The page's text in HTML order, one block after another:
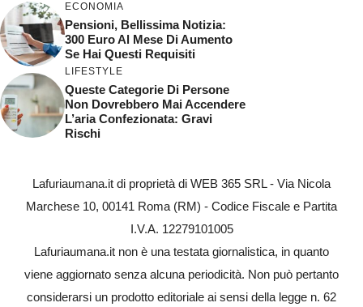
ECONOMIA
Pensioni, Bellissima Notizia:
300 Euro Al Mese Di Aumento
Se Hai Questi Requisiti
LIFESTYLE
Queste Categorie Di Persone
Non Dovrebbero Mai Accendere
L’aria Confezionata: Gravi
Rischi
Lafuriaumana.it di proprietà di WEB 365 SRL - Via Nicola
Marchese 10, 00141 Roma (RM) - Codice Fiscale e Partita
I.V.A. 12279101005
Lafuriaumana.it non è una testata giornalistica, in quanto
viene aggiornato senza alcuna periodicità. Non può pertanto
considerarsi un prodotto editoriale ai sensi della legge n. 62